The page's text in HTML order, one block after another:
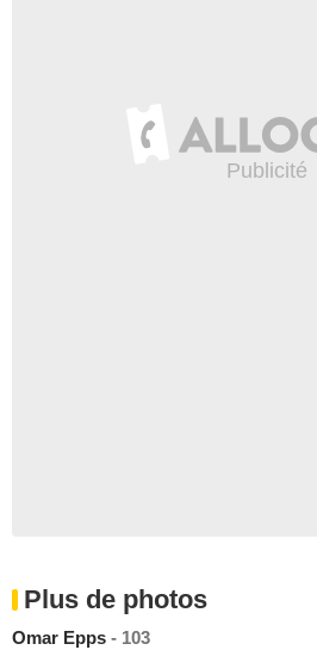
Plus de photos
Omar Epps - 103